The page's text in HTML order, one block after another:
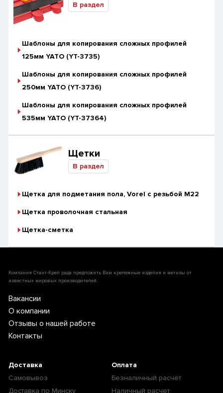
В раздел
Шаблоны для копирования сложных профилей
125мм YATO (YT-3735)
Шаблоны для копирования сложных профилей
250мм YATO (YT-3736)
Шаблоны для копирования сложных профилей
535мм YATO (YT-37364)
Щетки
В раздел
Щетка для подметания пола, Vorel с резьбой М22
Щетка проволочная стальная
Щетка-сметка
Компания Стант-Креп рада предложить Вам крепежные изделия и метизы от
известных мировых производителей.
Вакансии
О компании
Отзывы о нашей работе
Контакты
Доставка
Самовывоз
Доставка по Минску
Оплата
Безналичный расчёт
Наличный расчет